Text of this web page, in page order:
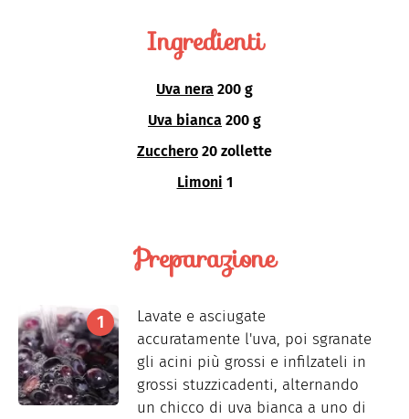
Ingredienti
Uva nera 200 g
Uva bianca 200 g
Zucchero 20 zollette
Limoni 1
Preparazione
Lavate e asciugate
accuratamente l'uva, poi sgranate
gli acini più grossi e infilzateli in
grossi stuzzicadenti, alternando
un chicco di uva bianca a uno di